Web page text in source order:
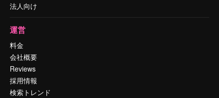
法人向け
運営
料金
会社概要
Reviews
採用情報
検索トレンド